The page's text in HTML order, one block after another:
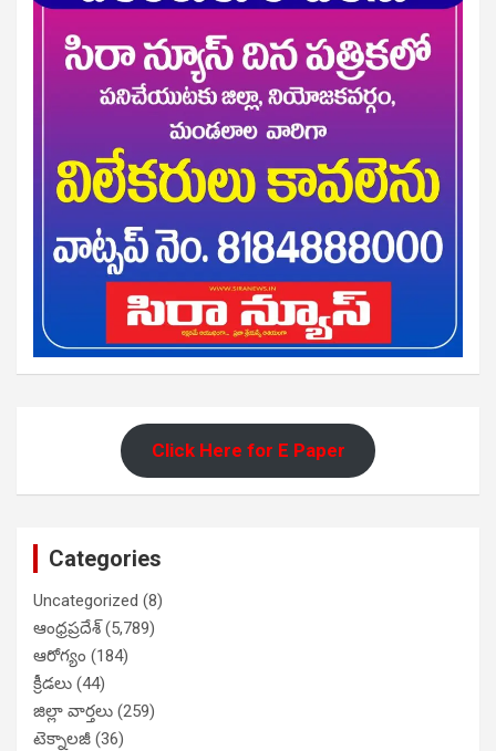
Click Here for E Paper
Categories
Uncategorized (8)
ఆంధ్రప్రదేశ్(5,789)
ఆరోగ్యం (184)
క్రీడలు (44)
జిల్లా వార్తలు (259)
టెక్నాలజీ (36)